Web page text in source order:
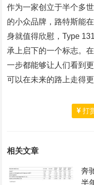
作为一家创立于半个多
的小众品牌，路特斯能
身就值得欣慰，Type
承上启下的一个标志。
一步都能够让人们看到
可以在未来的路上走得更
打
相关文章
奔
半